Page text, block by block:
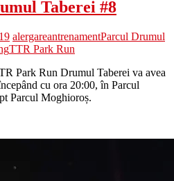
Taberei #8
alergareantrenamentParcul Drumul
TTR Park Run
Park Run Drumul Taberei va avea
cu ora 20:00, în Parcul
Parcul Moghioroș.